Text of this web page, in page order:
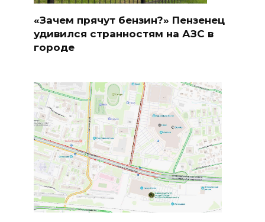
«Зачем прячут бензин?» Пензенец
удивился странностям на АЗС в
городе